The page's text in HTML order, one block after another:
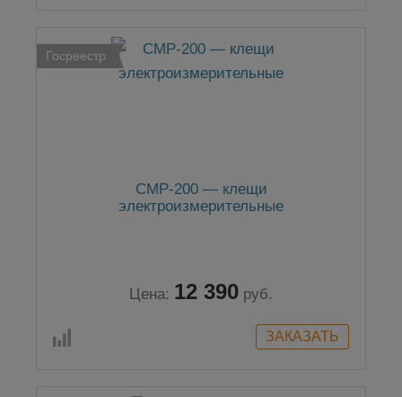
Госреестр
CMP-200 — клещи
электроизмерительные
Цена: 12 390 руб.